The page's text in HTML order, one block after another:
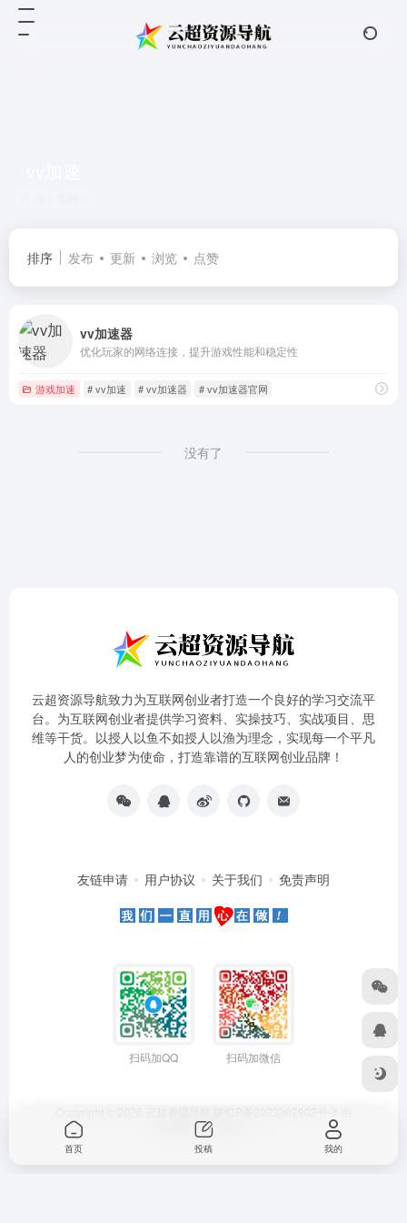
排序 发布 更新 浏览 点赞
vv加速器
优化玩家的网络连接，提升游戏性能和稳定性
游戏加速 # vv加速 # vv加速器 # vv加速器官网
没有了
云超资源导航致力为互联网创业者打造一个良好的学习交流平
台。为互联网创业者提供学习资料、实操技巧、实战项目、思
维等干货。以授人以鱼不如授人以渔为理念，实现每一个平凡
人的创业梦为使命，打造靠谱的互联网创业品牌！
友链申请 用户协议 关于我们 免责声明
扫码加QQ 扫码加微信
OneNav强力驱动
首页 投稿 我的